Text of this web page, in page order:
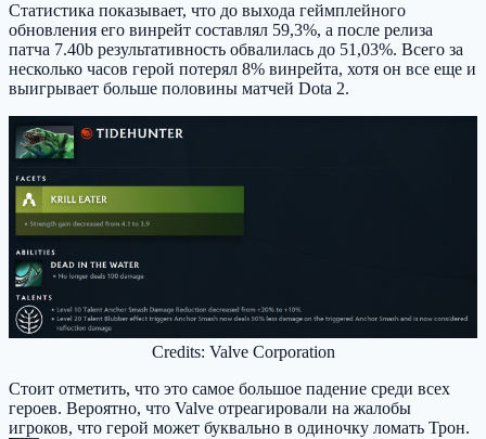
Статистика показывает, что до выхода геймплейного
обновления его винрейт составлял 59,3%, а после релиза
патча 7.40b результативность обвалилась до 51,03%. Всего за
несколько часов герой потерял 8% винрейта, хотя он все еще и
выигрывает больше половины матчей Dota 2.
Credits: Valve Corporation
Стоит отметить, что это самое большое падение среди всех
героев. Вероятно, что Valve отреагировали на жалобы
игроков, что герой может буквально в одиночку ломать Трон.